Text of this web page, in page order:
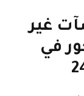
غير
في